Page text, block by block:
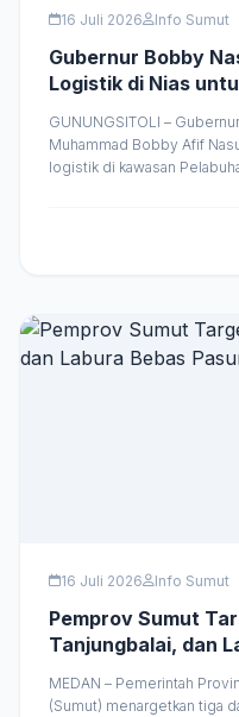
16 Juli 2026 Info Sumut
Gubernur Bobby
Logistik di Nias
GUNUNGSITOLI –
Muhammad Bobby Afif
logistik di kawasan
distribusi dan menjaga
16 Juli 2026 Info Sumut
Pemprov Sumut
Tanjungbalai, dan
MEDAN – Pemerintah
(Sumut) menargetkan tiga